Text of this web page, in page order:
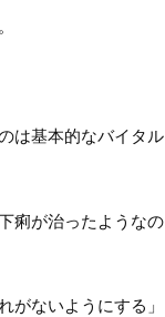
は基本的なバイタル
痢が治ったようなの
がないようにする」